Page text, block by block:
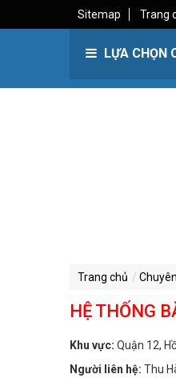
Sitemap Trang
LỰA CHỌN
Trang chủ
HỆ THỐNG
Khu vực: Quận 12,
Người liên hệ: Thu